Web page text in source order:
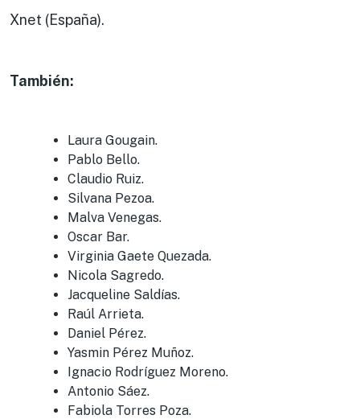
Xnet (España).
También:
Laura Gougain.
Pablo Bello.
Claudio Ruiz.
Silvana Pezoa.
Malva Venegas.
Oscar Bar.
Virginia Gaete Quezada.
Nicola Sagredo.
Jacqueline Saldías.
Raúl Arrieta.
Daniel Pérez.
Yasmin Pérez Muñoz.
Ignacio Rodríguez Moreno.
Antonio Sáez.
Fabiola Torres Poza.